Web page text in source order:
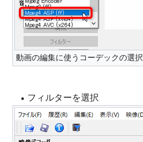
動画の編集に使うコーデックの選択
フィルターを選択